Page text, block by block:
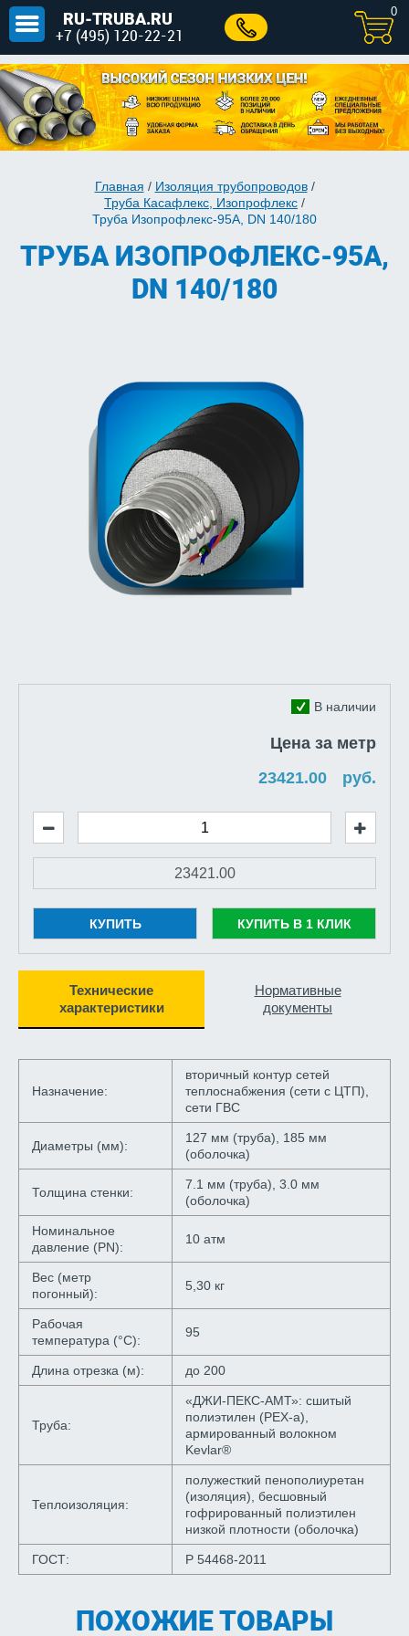
RU-TRUBA.RU
+7 (495) 120-22-21
0
Главная / Изоляция трубопроводов/
Труба Касафлекс, Изопрофлекс /
Труба Изопрофлекс-95А, DN 140/180
ТРУБА ИЗОПРОФЛЕКС-95А,
DN 140/180
В наличии
Цена за метр
руб.
КУПИТЬ КУПИТЬ В 1 КЛИК
Технические
характеристики
Нормативные
документы
Назначение:
вторичный контур сетей
теплоснабжения (сети с ЦТП),
сети ГВС
Диаметры (мм):
127 мм (труба), 185 мм
(оболочка)
Толщина стенки:
7.1 мм (труба), 3.0 мм
(оболочка)
Номинальное
давление (PN):
10 атм
Вес (метр
погонный):
5,30 кг
Рабочая
температура (°С):
95
Длина отрезка (м): до 200
Труба:
«ДЖИ-ПЕКС-АМТ»: сшитый
полиэтилен (PEX-a),
армированный волокном
Kevlar®
Теплоизоляция:
полужесткий пенополиуретан
(изоляция), бесшовный
гофрированный полиэтилен
низкой плотности (оболочка)
ГОСТ: Р 54468-2011
ПОХОЖИЕ ТОВАРЫ